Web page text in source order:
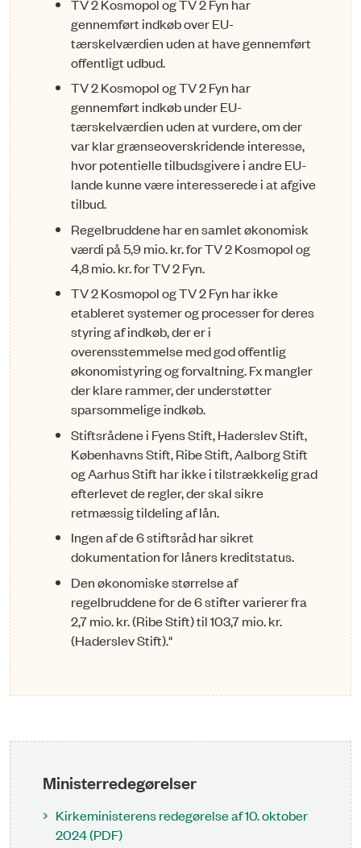
TV 2 Kosmopol og TV 2 Fyn har
gennemført indkøb over EU-
tærskelværdien uden at have gennemført
offentligt udbud.
TV 2 Kosmopol og TV 2 Fyn har
gennemført indkøb under EU-
tærskelværdien uden at vurdere, om der
var klar grænseoverskridende interesse,
hvor potentielle tilbudsgivere i andre EU-
lande kunne være interesserede i at afgive
tilbud.
Regelbruddene har en samlet økonomisk
værdi på 5,9 mio. kr. for TV 2 Kosmopol og
4,8 mio. kr. for TV 2 Fyn.
TV 2 Kosmopol og TV 2 Fyn har ikke
etableret systemer og processer for deres
styring af indkøb, der er i
overensstemmelse med god offentlig
økonomistyring og forvaltning. Fx mangler
der klare rammer, der understøtter
sparsommelige indkøb.
Stiftsrådene i Fyens Stift, Haderslev Stift,
Københavns Stift, Ribe Stift, Aalborg Stift
og Aarhus Stift har ikke i tilstrækkelig grad
efterlevet de regler, der skal sikre
retmæssig tildeling af lån.
Ingen af de 6 stiftsråd har sikret
dokumentation for låners kreditstatus.
Den økonomiske størrelse af
regelbruddene for de 6 stifter varierer fra
2,7 mio. kr. (Ribe Stift) til 103,7 mio. kr.
(Haderslev Stift)."
Ministerredegørelser
Kirkeministerens redegørelse af 10. oktober
2024 (PDF)